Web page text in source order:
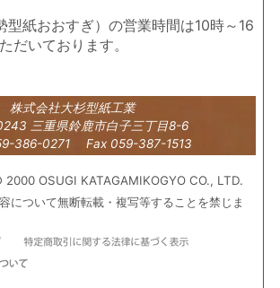
型紙おおすぎ）の営業時間は10時～16
だいております。
株式会社大杉型紙工業
三重県鈴鹿市白子三丁目8-6
386-0271 Fax 059-387-1513
2000 OSUGI KATAGAMIKOGYO CO., LTD.
について無断転載・複写等することを禁じま